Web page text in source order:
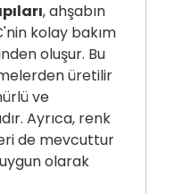
, ahşabın
kolay bakım
oluşur. Bu
üretilir
ve
Ayrıca, renk
de mevcuttur
olarak